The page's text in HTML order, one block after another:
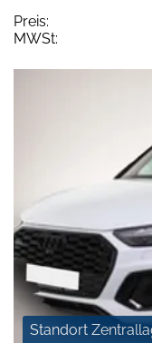
Preis:
MWSt:
Standort